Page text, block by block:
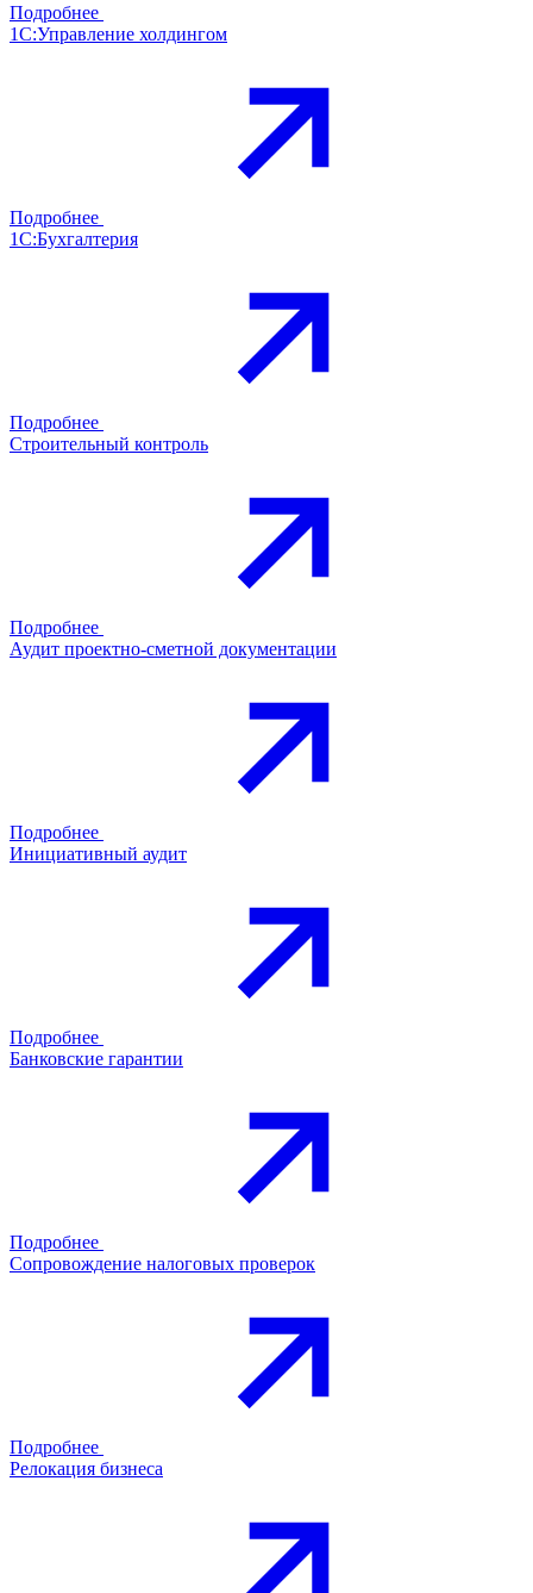
Подробнее
1С:Управление холдингом
Подробнее
1С:Бухгалтерия
Подробнее
Строительный контроль
Подробнее
Аудит проектно-сметной документации
Подробнее
Инициативный аудит
Подробнее
Банковские гарантии
Подробнее
Сопровождение налоговых проверок
Подробнее
Релокация бизнеса